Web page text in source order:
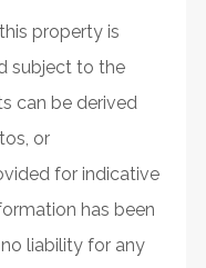
property is
subject to the
can be derived
or
for indicative
has been
liability for any